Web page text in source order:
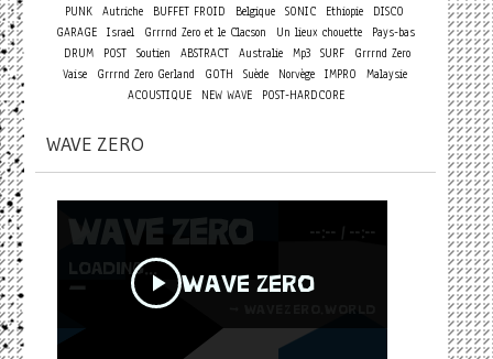
PUNK Autriche BUFFET FROID Belgique SONIC Ethiopie
DISCO
GARAGE Israel Grrrnd Zero et le Clacson Un lieux chouette
Pays-bas
DRUM
POST Soutien ABSTRACT Australie Mp3 SURF
Grrrnd Zero
Vaise
Grrrnd Zero Gerland GOTH Suède Norvège IMPRO
Malaysie
ACOUSTIQUE
NEW WAVE POST-HARDCORE
WAVE ZERO